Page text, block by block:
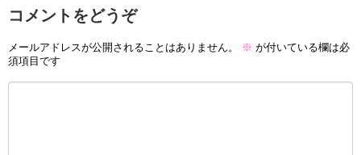
コメントをどうぞ
メールアドレスが公開されることはありません。 ※ が付いている欄は必
須項目です